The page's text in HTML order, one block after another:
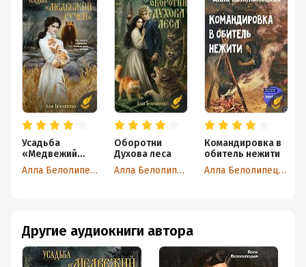
Усадьба
«Медвежий
Ручей»
Алла Белолипецкая
Оборотни
Духова леса
Алла Белолипецкая
Командировка в
обитель нежити
Алла Белолипецкая
Другие аудиокниги автора